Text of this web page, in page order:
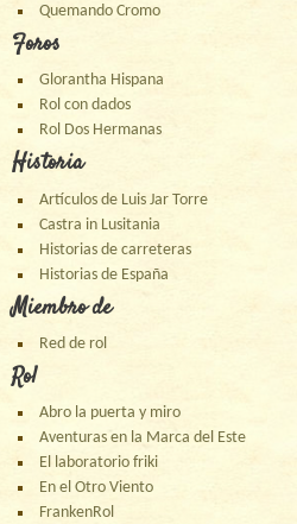
Quemando Cromo
Foros
Glorantha Hispana
Rol con dados
Rol Dos Hermanas
Historia
Artículos de Luis Jar Torre
Castra in Lusitania
Historias de carreteras
Historias de España
Miembro de
Red de rol
Rol
Abro la puerta y miro
Aventuras en la Marca del Este
El laboratorio friki
En el Otro Viento
FrankenRol